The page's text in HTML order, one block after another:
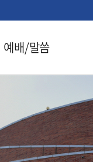
예배/말씀